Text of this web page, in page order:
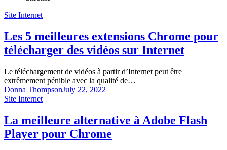
Site Internet
Les 5 meilleures extensions Chrome pour
télécharger des vidéos sur Internet
Le téléchargement de vidéos à partir d’Internet peut être
extrêmement pénible avec la qualité de…
Donna ThompsonJuly 22, 2022
Site Internet
La meilleure alternative à Adobe Flash
Player pour Chrome